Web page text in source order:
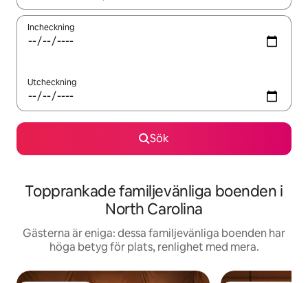
Incheckning
Utcheckning
Sök
Topprankade familjevänliga boenden i
North Carolina
Gästerna är eniga: dessa familjevänliga boenden har
höga betyg för plats, renlighet med mera.